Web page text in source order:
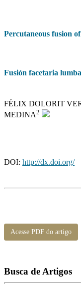
Percutaneous fusion
Fusión facetaria
FÉLIX DOLORIT
MEDINA2
DOI: http://dx.doi.org/
Acesse PDF do artigo
Busca de Artigos